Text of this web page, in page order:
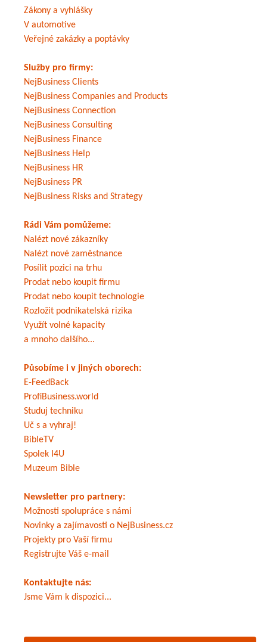
Zákony a vyhlášky
V automotive
Veřejné zakázky a poptávky
Služby pro firmy:
NejBusiness Clients
NejBusiness Companies and Products
NejBusiness Connection
NejBusiness Consulting
NejBusiness Finance
NejBusiness Help
NejBusiness HR
NejBusiness PR
NejBusiness Risks and Strategy
Rádi Vám pomůžeme:
Nalézt nové zákazníky
Nalézt nové zaměstnance
Posílit pozici na trhu
Prodat nebo koupit firmu
Prodat nebo koupit technologie
Rozložit podnikatelská rizika
Využít volné kapacity
a mnoho dalšího...
Působíme i v jiných oborech:
E-FeedBack
ProfiBusiness.world
Studuj techniku
Uč s a vyhraj!
BibleTV
Spolek I4U
Muzeum Bible
Newsletter pro partnery:
Možnosti spolupráce s námi
Novinky a zajímavosti o NejBusiness.cz
Projekty pro Vaší firmu
Registrujte Váš e-mail
Kontaktujte nás:
Jsme Vám k dispozici...